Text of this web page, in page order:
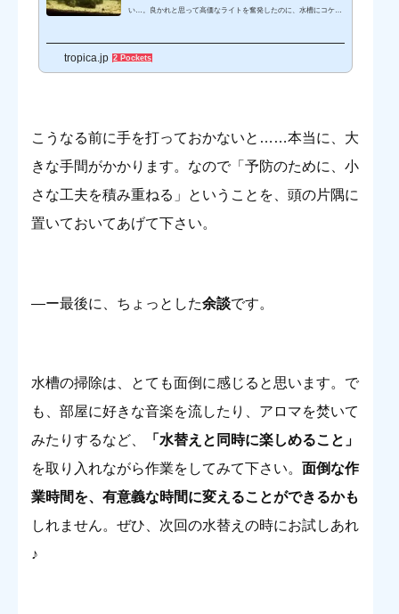
い…。良かれと思って高価なライトを奮発したのに、水槽にコケが
きます。1.コケの原因を知る！コケは生えてくるからには原因があ
tropica.jp 2 Pockets
こうなる前に手を打っておかないと……本当に、大
きな手間がかかります。なので「予防のために、小
さな工夫を積み重ねる」ということを、頭の片隅に
置いておいてあげて下さい。
―ー最後に、ちょっとした余談です。
水槽の掃除は、とても面倒に感じると思います。で
も、部屋に好きな音楽を流したり、アロマを焚いて
みたりするなど、
「水替えと同時に楽しめること」
を取り入れながら作業をしてみて下さい。 面倒な作
業時間を、有意義な時間に変えることができるかも
しれません。ぜひ、次回の水替えの時にお試しあれ
♪